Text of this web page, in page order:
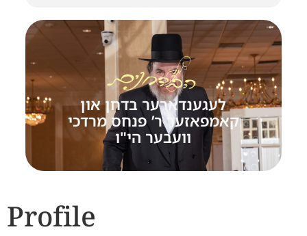
לעגענדארער בדחן און
קאמפאזער ר’ פנחס מרדכי
וועבער הי"ו
Profile